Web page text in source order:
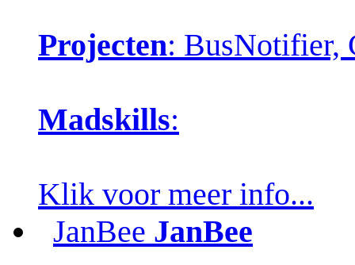
Projecten: BusNotifier,
Madskills:
Klik voor meer info...
JanBee JanBee